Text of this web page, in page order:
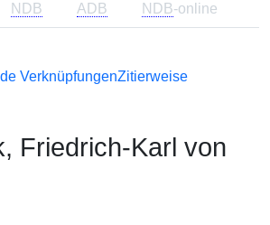
NDB ADB NDB-online
VerknüpfungenZitierweise
Friedrich-Karl von